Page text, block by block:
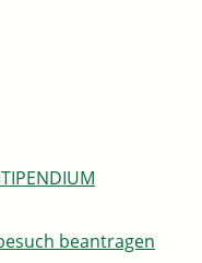
beantragen